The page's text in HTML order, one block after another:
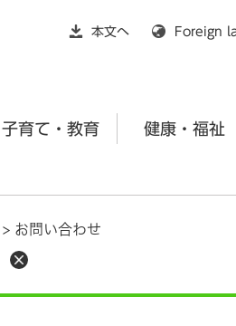
本文へ
Foreign
子育て・教育 健康・福祉
> お問い合わせ